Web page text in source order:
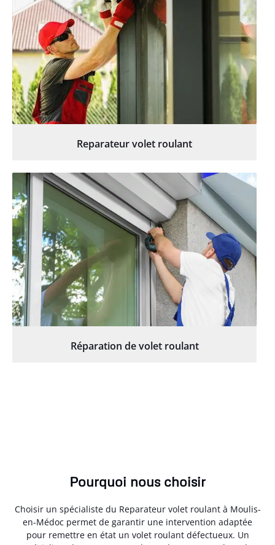
Reparateur volet roulant
Réparation de volet roulant
Pourquoi nous choisir
Choisir un spécialiste du Reparateur volet roulant à Moulis-
en-Médoc permet de garantir une intervention adaptée
pour remettre en état un volet roulant défectueux. Un